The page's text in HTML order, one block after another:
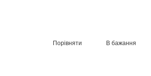
Порівняти В бажання